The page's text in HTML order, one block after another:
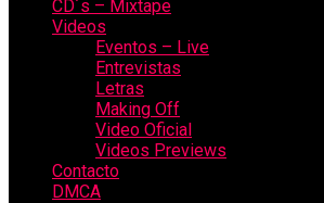
CD´s – Mixtape
Videos
Eventos – Live
Entrevistas
Letras
Making Off
Video Oficial
Videos Previews
Contacto
DMCA